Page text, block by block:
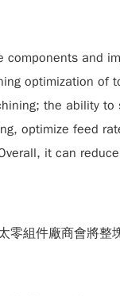
and
optimization of
the ability
optimize feed
it can
組件廠商會將